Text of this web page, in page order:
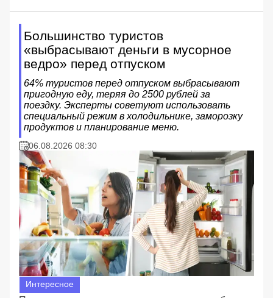
Большинство туристов
«выбрасывают деньги в мусорное
ведро» перед отпуском
64% туристов перед отпуском выбрасывают
пригодную еду, теряя до 2500 рублей за
поездку. Эксперты советуют использовать
специальный режим в холодильнике, заморозку
продуктов и планирование меню.
06.08.2026 08:30
Интересное